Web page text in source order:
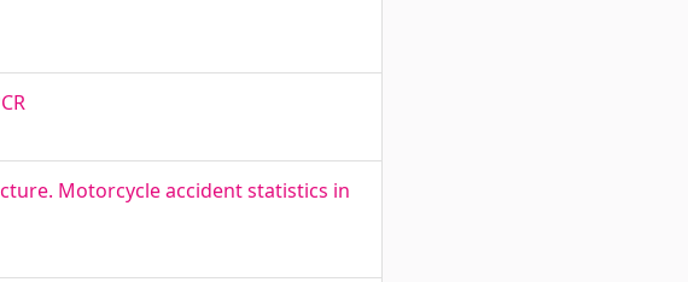
Motorcycle accident statistics in